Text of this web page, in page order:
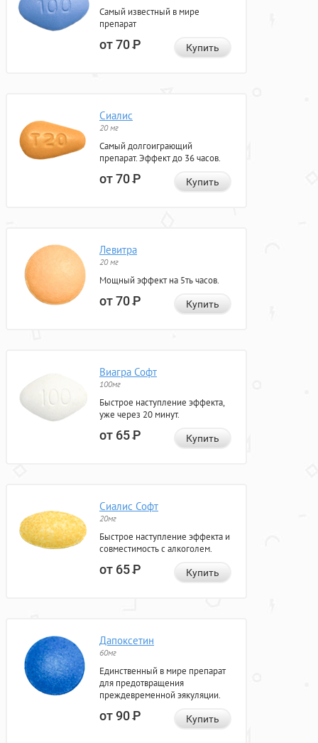
Самый известный в мире
препарат
от 70Р Купить
Сиалис
20 мг
Самый долгоиграющий
препарат. Эффект до 36 часов.
от 70Р Купить
Левитра
20 мг
Мощный эффект на 5ть часов.
от 70Р Купить
Виагра Софт
100мг
Быстрое наступление эффекта,
уже через 20 минут.
от 65Р Купить
Сиалис Софт
20мг
Быстрое наступление эффекта и
совместимость с алкоголем.
от 65Р Купить
Дапоксетин
60мг
Единственный в мире препарат
для предотвращения
преждевременной эякуляции.
от 90Р Купить